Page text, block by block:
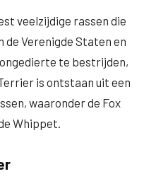
veelzijdige rassen die
Verenigde Staten en
te bestrijden,
is ontstaan uit een
waaronder de Fox
Whippet.